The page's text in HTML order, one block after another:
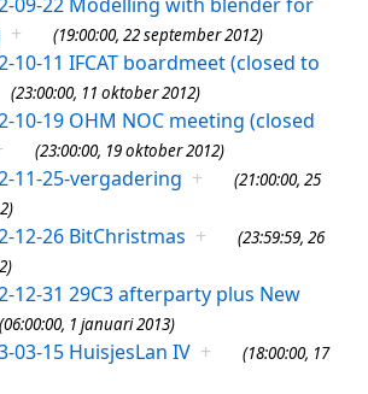
+ (19:00:00, 22 september 2012)
10-11 IFCAT boardmeet (closed to
(23:00:00, 11 oktober 2012)
10-19 OHM NOC meeting (closed
(23:00:00, 19 oktober 2012)
11-25-vergadering +
(21:00:00, 25
12-26 BitChristmas +
(23:59:59, 26
12-31 29C3 afterparty plus New
(06:00:00, 1 januari 2013)
03-15 HuisjesLan IV +
(18:00:00, 17